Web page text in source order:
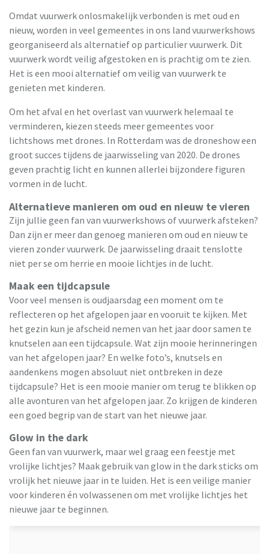
Omdat vuurwerk onlosmakelijk verbonden is met oud en
nieuw, worden in veel gemeentes in ons land vuurwerkshows
georganiseerd als alternatief op particulier vuurwerk. Dit
vuurwerk wordt veilig afgestoken en is prachtig om te zien.
Het is een mooi alternatief om veilig van vuurwerk te
genieten met kinderen.
Om het afval en het overlast van vuurwerk helemaal te
verminderen, kiezen steeds meer gemeentes voor
lichtshows met drones. In Rotterdam was de droneshow een
groot succes tijdens de jaarwisseling van 2020. De drones
geven prachtig licht en kunnen allerlei bijzondere figuren
vormen in de lucht.
Alternatieve manieren om oud en nieuw te vieren
Zijn jullie geen fan van vuurwerkshows of vuurwerk afsteken?
Dan zijn er meer dan genoeg manieren om oud en nieuw te
vieren zonder vuurwerk. De jaarwisseling draait tenslotte
niet per se om herrie en mooie lichtjes in de lucht.
Maak een tijdcapsule
Voor veel mensen is oudjaarsdag een moment om te
reflecteren op het afgelopen jaar en vooruit te kijken. Met
het gezin kun je afscheid nemen van het jaar door samen te
knutselen aan een tijdcapsule. Wat zijn mooie herinneringen
van het afgelopen jaar? En welke foto’s, knutsels en
aandenkens mogen absoluut niet ontbreken in deze
tijdcapsule? Het is een mooie manier om terug te blikken op
alle avonturen van het afgelopen jaar. Zo krijgen de kinderen
een goed begrip van de start van het nieuwe jaar.
Glow in the dark
Geen fan van vuurwerk, maar wel graag een feestje met
vrolijke lichtjes? Maak gebruik van glow in the dark sticks om
vrolijk het nieuwe jaar in te luiden. Het is een veilige manier
voor kinderen én volwassenen om met vrolijke lichtjes het
nieuwe jaar te beginnen.